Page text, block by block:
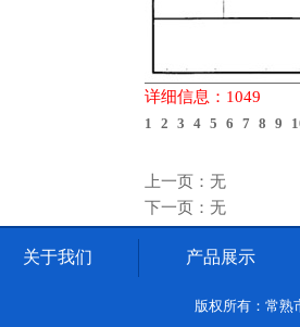
详细信息：1049
1 2 3 4 5 6 7 8 9
上一页：无
下一页：无
关于我们 产品展示
版权所有：常